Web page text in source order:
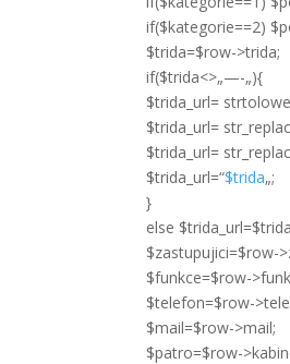
if($kategorie==2)
$trida=$row->trida;
if($trida<>„—-„){
$trida_url=
$trida_url=
$trida_url=
$trida_url=“$trida„;
}
else
$zastupujici=$row-
$funkce=$row-
$telefon=$row-
$mail=$row->mail;
$patro=$row-